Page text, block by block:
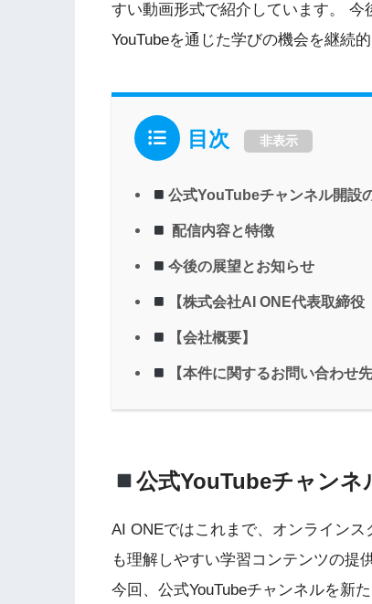
すい動画形式で紹介しています。 今
YouTubeを通じた学びの機会を継続
目次 非表示
公式YouTubeチャンネル開設
配信内容と特徴
今後の展望とお知らせ
【株式会社AI ONE代表取締
【会社概要】
【本件に関するお問い合わせ先
公式YouTubeチャンネ
AI ONEではこれまで、オンライン
も理解しやすい学習コンテンツの提
今回、公式YouTubeチャンネルを新